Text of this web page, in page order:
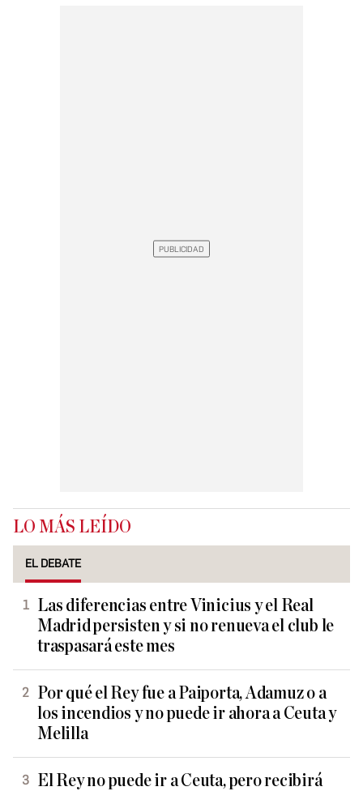
LO MÁS LEÍDO
EL DEBATE
Las diferencias entre Vinicius y el Real
Madrid persisten y si no renueva el club le
traspasará este mes
Por qué el Rey fue a Paiporta, Adamuz o a
los incendios y no puede ir ahora a Ceuta y
Melilla
El Rey no puede ir a Ceuta, pero recibirá